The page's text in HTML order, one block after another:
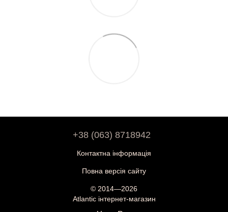
+38 (063) 8718942
Контактна інформація
Повна версія сайту
© 2014—2026
Atlantic інтернет-магазин